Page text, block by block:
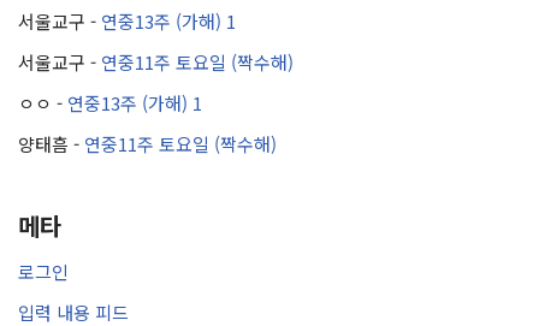
서울교구 - 연중13주 (가해) 1
서울교구 - 연중11주 토요일 (짝수해)
ㅇㅇ - 연중13주 (가해) 1
양태흠 - 연중11주 토요일 (짝수해)
메타
로그인
입력 내용 피드